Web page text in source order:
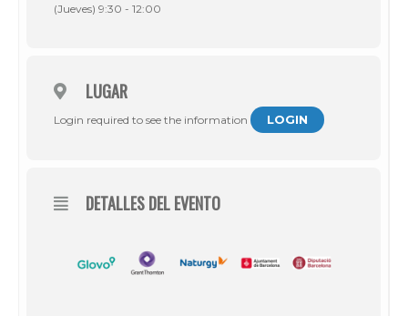
(Jueves) 9:30 - 12:00
LUGAR
Login required to see the information LOGIN
DETALLES DEL EVENTO